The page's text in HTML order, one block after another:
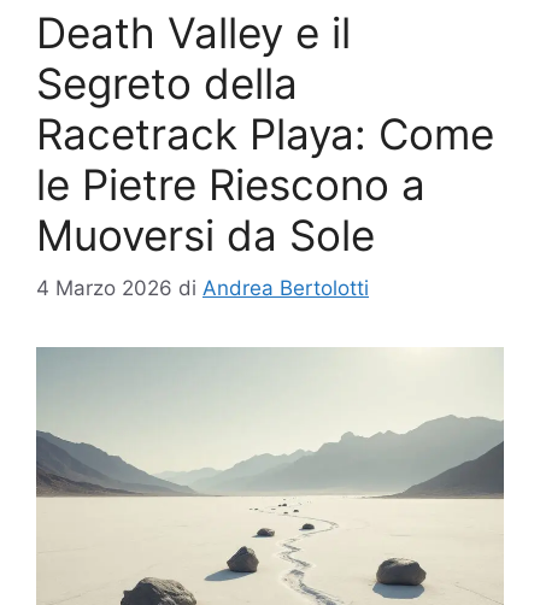
Death Valley e il
Segreto della
Racetrack Playa: Come
le Pietre Riescono a
Muoversi da Sole
4 Marzo 2026 di Andrea Bertolotti